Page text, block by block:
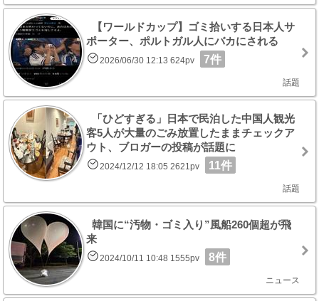
【ワールドカップ】ゴミ拾いする日本人サ
ポーター、ポルトガル人にバカにされる
2026/06/30 12:13 624pv 7件
話題
「ひどすぎる」日本で民泊した中国人観光
客5人が大量のごみ放置したままチェックア
ウト、ブロガーの投稿が話題に
2024/12/12 18:05 2621pv 11件
話題
韓国に“汚物・ゴミ入り”風船260個超が飛
来
2024/10/11 10:48 1555pv 8件
ニュース